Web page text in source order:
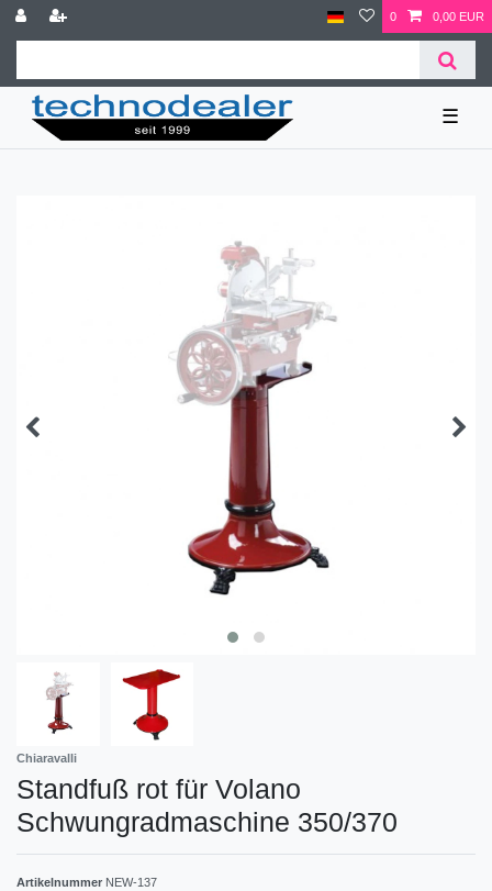
0 0,00 EUR
☰
Chiaravalli
Standfuß rot für Volano
Schwungradmaschine 350/370
Artikelnummer NEW-137